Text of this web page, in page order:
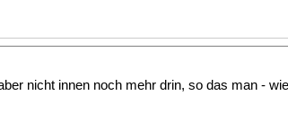
nicht innen noch mehr drin, so das man -